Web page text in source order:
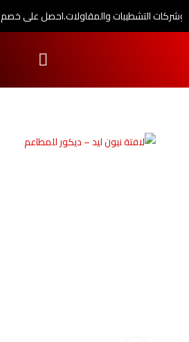
احصل على خصم 25% على أول عملية شراء لك!التشطيبات والمقاولات.